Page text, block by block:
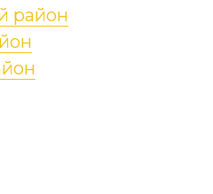
Сколько сохнет бетон
район